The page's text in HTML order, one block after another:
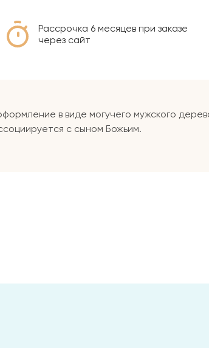
Рассрочка 6 месяцев при заказе
через сайт
в виде могучего мужского
с сыном Божьим.